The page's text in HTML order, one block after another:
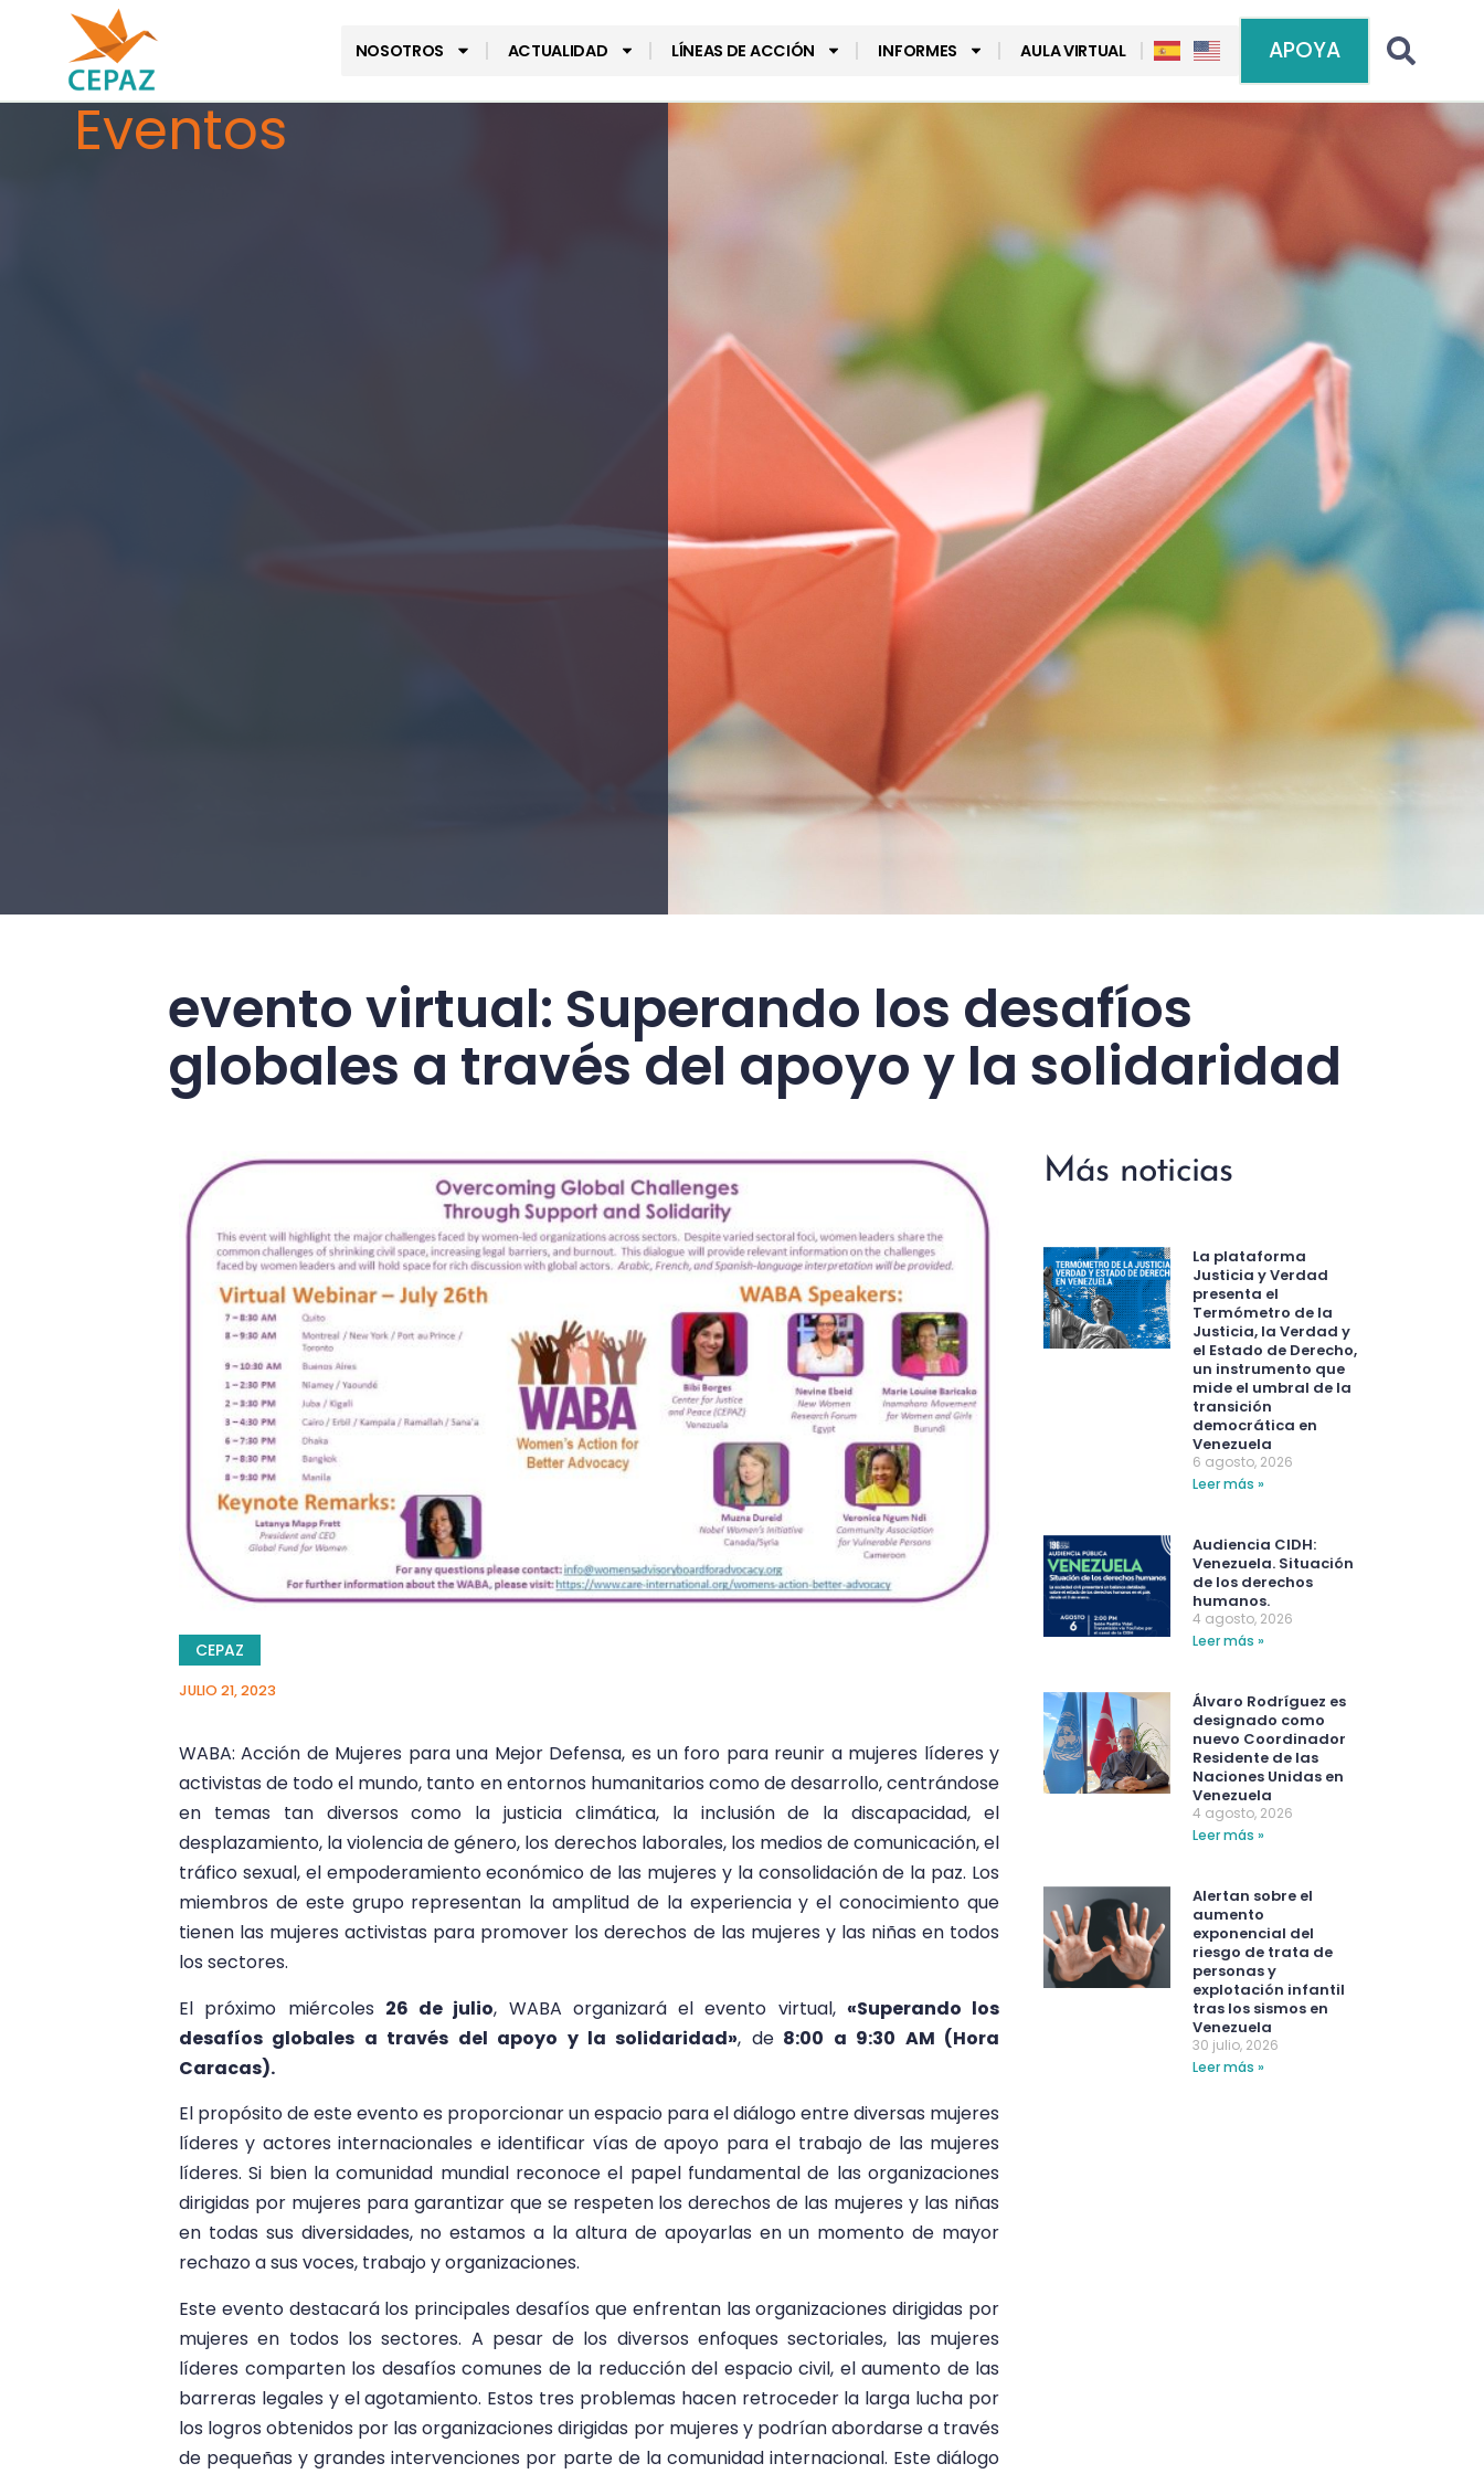
NOSOTROS ACTUALIDAD LÍNEAS DE ACCIÓN INFORMES AULA VIRTUAL APOYA
Eventos
evento virtual: Superando los desafíos
globales a través del apoyo y la solidaridad
CEPAZ
JULIO 21, 2023
WABA: Acción de Mujeres para una Mejor Defensa, es un foro para reunir a mujeres líderes y
activistas de todo el mundo, tanto en entornos humanitarios como de desarrollo, centrándose
en temas tan diversos como la justicia climática, la inclusión de la discapacidad, el
desplazamiento, la violencia de género, los derechos laborales, los medios de comunicación, el
tráfico sexual, el empoderamiento económico de las mujeres y la consolidación de la paz. Los
miembros de este grupo representan la amplitud de la experiencia y el conocimiento que
tienen las mujeres activistas para promover los derechos de las mujeres y las niñas en todos
los sectores.
El próximo miércoles 26 de julio, WABA organizará el evento virtual, «Superando los
desafíos globales a través del apoyo y la solidaridad», de8:00 a 9:30 AM (Hora
Caracas).
El propósito de este evento es proporcionar un espacio para el diálogo entre diversas mujeres
líderes y actores internacionales e identificar vías de apoyo para el trabajo de las mujeres
líderes. Si bien la comunidad mundial reconoce el papel fundamental de las organizaciones
dirigidas por mujeres para garantizar que se respeten los derechos de las mujeres y las niñas
en todas sus diversidades, no estamos a la altura de apoyarlas en un momento de mayor
rechazo a sus voces, trabajo y organizaciones.
Este evento destacará los principales desafíos que enfrentan las organizaciones dirigidas por
mujeres en todos los sectores. A pesar de los diversos enfoques sectoriales, las mujeres
líderes comparten los desafíos comunes de la reducción del espacio civil, el aumento de las
barreras legales y el agotamiento. Estos tres problemas hacen retroceder la larga lucha por
los logros obtenidos por las organizaciones dirigidas por mujeres y podrían abordarse a través
de pequeñas y grandes intervenciones por parte de la comunidad internacional. Este diálogo
Más noticias
La plataforma
Justicia y Verdad
presenta el
Termómetro de la
Justicia, la Verdad y
el Estado de Derecho,
un instrumento que
mide el umbral de la
transición
democrática en
Venezuela
6 agosto, 2026
Leer más »
Audiencia CIDH:
Venezuela. Situación
de los derechos
humanos.
4 agosto, 2026
Leer más »
Álvaro Rodríguez es
designado como
nuevo Coordinador
Residente de las
Naciones Unidas en
Venezuela
4 agosto, 2026
Leer más »
Alertan sobre el
aumento
exponencial del
riesgo de trata de
personas y
explotación infantil
tras los sismos en
Venezuela
30 julio, 2026
Leer más »